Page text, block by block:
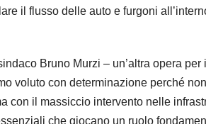
il flusso delle auto e furgoni
Bruno Murzi – un’altra opera
voluto con determinazione perché
con il massiccio intervento nelle
che giocano un ruolo